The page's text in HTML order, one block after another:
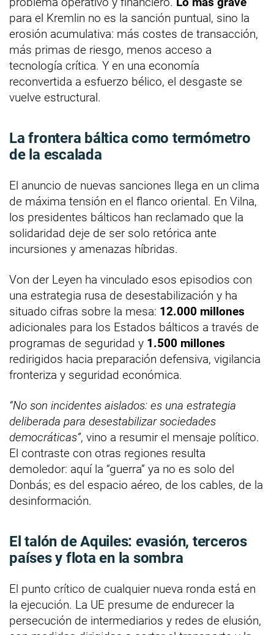
para el Kremlin no es la sanción puntual, sino la
erosión acumulativa: más costes de transacción,
más primas de riesgo, menos acceso a
tecnología crítica. Y en una economía
reconvertida a esfuerzo bélico, el desgaste se
vuelve estructural.
La frontera báltica como termómetro
de la escalada
El anuncio de nuevas sanciones llega en un clima
de máxima tensión en el flanco oriental. En Vilna,
los presidentes bálticos han reclamado que la
solidaridad deje de ser solo retórica ante
incursiones y amenazas híbridas.
Von der Leyen ha vinculado esos episodios con
una estrategia rusa de desestabilización y ha
situado cifras sobre la mesa: 12.000 millones
adicionales para los Estados bálticos a través de
programas de seguridad y 1.500 millones
redirigidos hacia preparación defensiva, vigilancia
fronteriza y seguridad económica.
“No son incidentes aislados: es una estrategia
deliberada para desestabilizar sociedades
democráticas”, vino a resumir el mensaje político.
El contraste con otras regiones resulta
demoledor: aquí la “guerra” ya no es solo del
Donbás; es del espacio aéreo, de los cables, de la
desinformación.
El talón de Aquiles: evasión, terceros
países y flota en la sombra
El punto crítico de cualquier nueva ronda está en
la ejecución. La UE presume de endurecer la
persecución de intermediarios y redes de elusión,